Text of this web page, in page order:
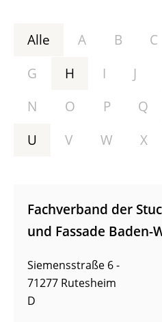
Alle A B C
G
H I J
N
O P Q
U
V W X
Fachverband der
und Fassade Baden-
Siemensstraße 6 -
71277 Rutesheim
D